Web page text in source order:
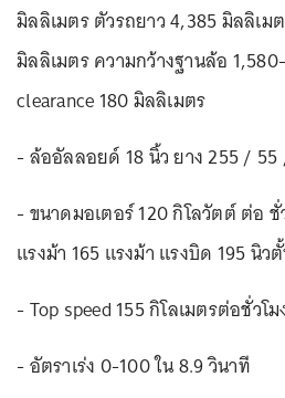
มิลลิเมตร ตัวรถยาว 4,385 มิลลิเม
มิลลิเมตร ความกว้างฐานล้อ
clearance 180 มิลลิเมตร
- ล้ออัลลอยด์ 18 นิ้ว ยาง 255 / 55
- ขนาดมอเตอร์ 120 กิโลวัตต์ ต่อ
แรงม้า 165 แรงม้า แรงบิด 195 นิว
- Top speed 155 กิโลเมตรต่อชั่วโม
- อัตราเร่ง 0-100 ใน 8.9 วินาที